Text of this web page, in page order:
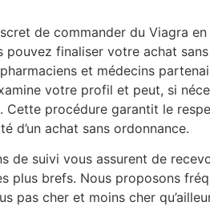
de commander du Viagra
pouvez finaliser votre achat
et médecins
votre profil et peut, si
procédure garantit le
d’un achat sans ordonnance.
de suivi vous assurent de
plus brefs. Nous proposons
pas cher et moins cher